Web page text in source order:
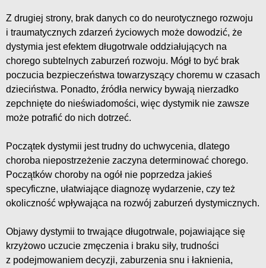
Z drugiej strony, brak danych co do neurotycznego rozwoju
i traumatycznych zdarzeń życiowych może dowodzić, że
dystymia jest efektem długotrwale oddziałujących na
chorego subtelnych zaburzeń rozwoju. Mógł to być brak
poczucia bezpieczeństwa towarzyszący choremu w czasach
dzieciństwa. Ponadto, źródła nerwicy bywają nierzadko
zepchnięte do nieświadomości, więc dystymik nie zawsze
może potrafić do nich dotrzeć.
Początek dystymii jest trudny do uchwycenia, dlatego
choroba niepostrzeżenie zaczyna determinować chorego.
Początków choroby na ogół nie poprzedza jakieś
specyficzne, ułatwiające diagnozę wydarzenie, czy też
okoliczność wpływająca na rozwój zaburzeń dystymicznych.
Objawy dystymii to trwające długotrwale, pojawiające się
krzyżowo uczucie zmęczenia i braku siły, trudności
z podejmowaniem decyzji, zaburzenia snu i łaknienia,